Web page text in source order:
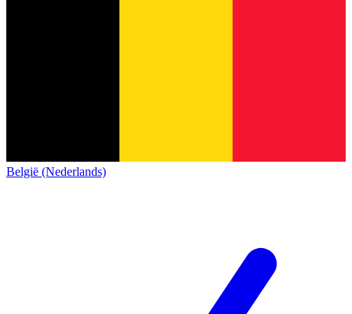
België (Nederlands)